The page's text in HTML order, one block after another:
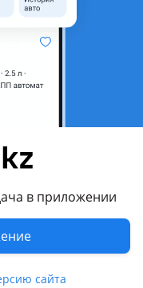
в приложении
сайта
марке
детали.
после дтп. По
KIA. Срок
Казахстан.
Казахстану.